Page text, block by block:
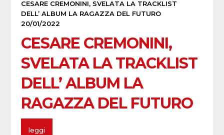
CESARE CREMONINI, SVELATA LA TRACKLIST
DELL’ ALBUM LA RAGAZZA DEL FUTURO
20/01/2022
CESARE CREMONINI,
SVELATA LA TRACKLIST
DELL’ ALBUM LA
RAGAZZA DEL FUTURO
leggi